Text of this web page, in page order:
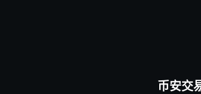
币安交